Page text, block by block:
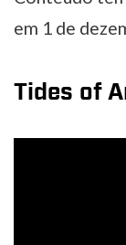
em 1 de
Tides of